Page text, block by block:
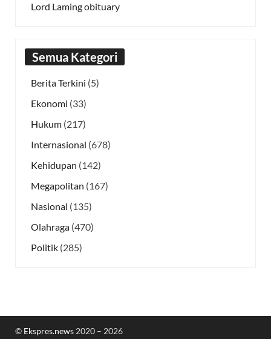
Lord Laming obituary
Semua Kategori
Berita Terkini (5)
Ekonomi (33)
Hukum (217)
Internasional (678)
Kehidupan (142)
Megapolitan (167)
Nasional (135)
Olahraga (470)
Politik (285)
© Ekspres.news 2020 – 2026